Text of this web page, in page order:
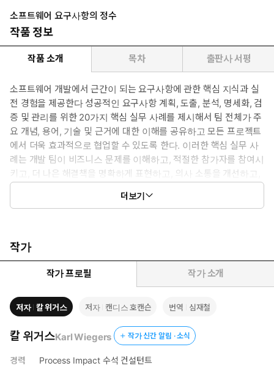
소프트웨어 요구사항의 정수
작품 정보
작품 소개 목차 출판사 서평
소프트웨어 개발에서 근간이 되는 요구사항에 관한 핵심 지식과 실
전 경험을 제공한다 성공적인 요구사항 계획, 도출, 분석, 명세화, 검
증 및 관리를 위한 20가지 핵심 실무 사례를 제시해서 팀 전체가 주
요 개념, 용어, 기술 및 근거에 대한 이해를 공유하고 모든 프로젝트
에서 더욱 효과적으로 협업할 수 있도록 한다. 이러한 핵심 실무 사
례는 개발 팀이 비즈니스 문제를 이해하고, 적절한 참가자를 참여시
키고, 더 나은 해결책을 명확하게 표현하고, 의사 소통을 개선하고,
가장 가치 있는 기능을 올바른 순서로 구현하고, 변화와 성장에 적
응하는 데 큰 도움을 줄 것이다.
더보기
작가
작가 프로필 작가 소개
저자 칼 위거스 저자 캔디스 호캔슨 번역 심재철
칼 위거스Karl Wiegers 작가 신간 알림 · 소식
경력
Process Impact 수석 컨설턴트